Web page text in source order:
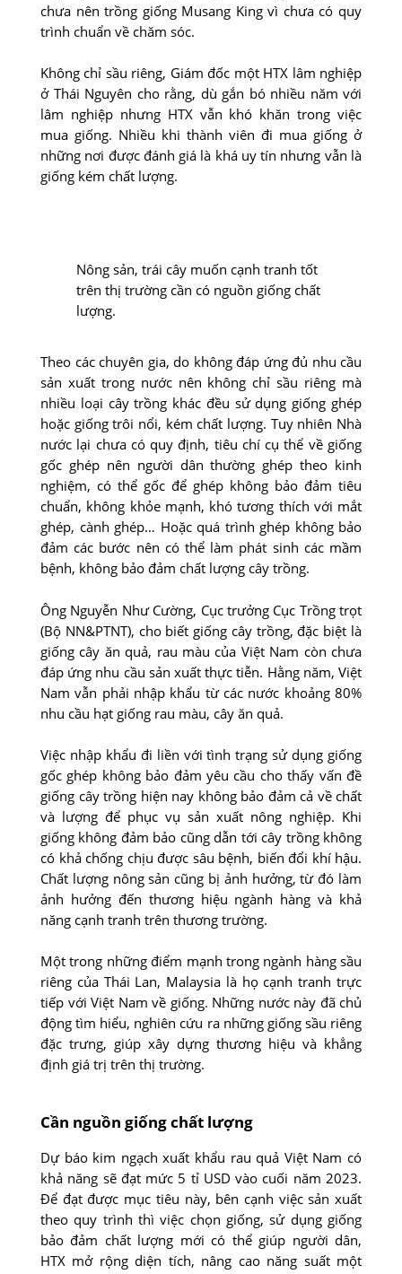
chưa nên trồng giống Musang King vì chưa có quy
trình chuẩn về chăm sóc.
Không chỉ sầu riêng, Giám đốc một HTX lâm nghiệp
ở Thái Nguyên cho rằng, dù gắn bó nhiều năm với
lâm nghiệp nhưng HTX vẫn khó khăn trong việc
mua giống. Nhiều khi thành viên đi mua giống ở
những nơi được đánh giá là khá uy tín nhưng vẫn là
giống kém chất lượng.
Nông sản, trái cây muốn cạnh tranh tốt
trên thị trường cần có nguồn giống chất
lượng.
Theo các chuyên gia, do không đáp ứng đủ nhu cầu
sản xuất trong nước nên không chỉ sầu riêng mà
nhiều loại cây trồng khác đều sử dụng giống ghép
hoặc giống trôi nổi, kém chất lượng. Tuy nhiên Nhà
nước lại chưa có quy định, tiêu chí cụ thể về giống
gốc ghép nên người dân thường ghép theo kinh
nghiệm, có thể gốc để ghép không bảo đảm tiêu
chuẩn, không khỏe mạnh, khó tương thích với mắt
ghép, cành ghép… Hoặc quá trình ghép không bảo
đảm các bước nên có thể làm phát sinh các mầm
bệnh, không bảo đảm chất lượng cây trồng.
Ông Nguyễn Như Cường, Cục trưởng Cục Trồng trọt
(Bộ NN&PTNT), cho biết giống cây trồng, đặc biệt là
giống cây ăn quả, rau màu của Việt Nam còn chưa
đáp ứng nhu cầu sản xuất thực tiễn. Hằng năm, Việt
Nam vẫn phải nhập khẩu từ các nước khoảng 80%
nhu cầu hạt giống rau màu, cây ăn quả.
Việc nhập khẩu đi liền với tình trạng sử dụng giống
gốc ghép không bảo đảm yêu cầu cho thấy vấn đề
giống cây trồng hiện nay không bảo đảm cả về chất
và lượng để phục vụ sản xuất nông nghiệp. Khi
giống không đảm bảo cũng dẫn tới cây trồng không
có khả chống chịu được sâu bệnh, biến đổi khí hậu.
Chất lượng nông sản cũng bị ảnh hưởng, từ đó làm
ảnh hưởng đến thương hiệu ngành hàng và khả
năng cạnh tranh trên thương trường.
Một trong những điểm mạnh trong ngành hàng sầu
riêng của Thái Lan, Malaysia là họ cạnh tranh trực
tiếp với Việt Nam về giống. Những nước này đã chủ
động tìm hiểu, nghiên cứu ra những giống sầu riêng
đặc trưng, giúp xây dựng thương hiệu và khẳng
định giá trị trên thị trường.
Cần nguồn giống chất lượng
Dự báo kim ngạch xuất khẩu rau quả Việt Nam có
khả năng sẽ đạt mức 5 tỉ USD vào cuối năm 2023.
Để đạt được mục tiêu này, bên cạnh việc sản xuất
theo quy trình thì việc chọn giống, sử dụng giống
bảo đảm chất lượng mới có thể giúp người dân,
HTX mở rộng diện tích, nâng cao năng suất một